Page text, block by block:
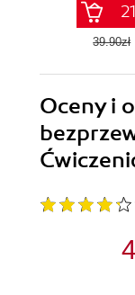
39.90zł
Oceny i